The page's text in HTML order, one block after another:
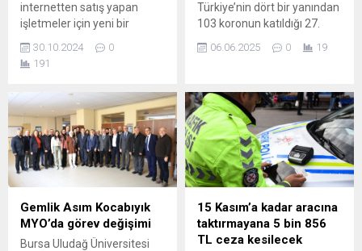
internetten satış yapan
işletmeler için yeni bir
yönetmelik getirdi. Bu
düzenlemeler, e-ticaretin
güvenliğini artırmayı ve
amaçlıyor. Detaylar için
yazımızı okuyun!
30.10.2024
0
191
Türkiye’nin dört bir yanından
103 koronun katıldığı 27.
Türkiye Korolar Şenliği’nde
“Müzikalite, Müzikal
Korosu’nda yetişen ve
Bursa’nın farklı okullarında
öğrenim gören
öğrencilerden kurulan
Nilüfer Gençlik Korosu,
Bursa’da verdikleri
konserlerin yanı sıra İzmir ve
Ankara’da çeşitli koro
şenliklerine katılarak, büyük
06.06.2025 0 19
Gemlik Asım Kocabıyık
MYO’da görev değişimi
Bursa Uludağ Üniversitesi
15 Kasım’a kadar aracına
taktırmayana 5 bin 856
TL ceza kesilecek